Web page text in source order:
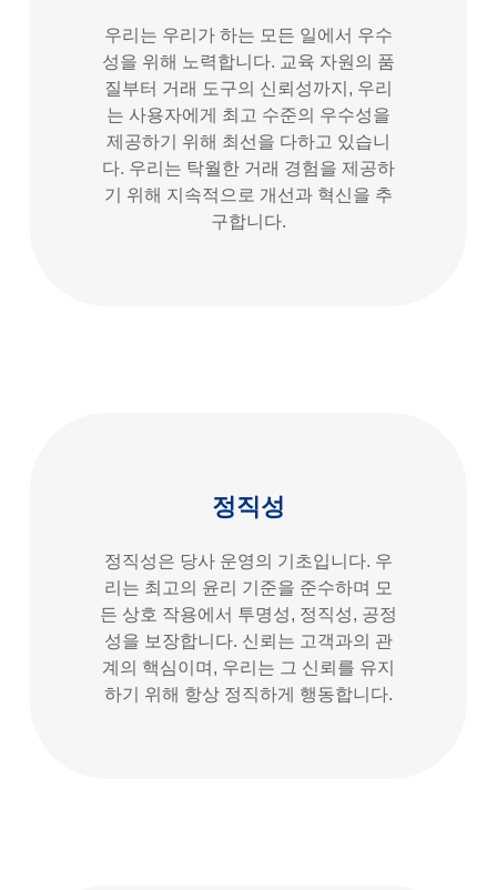
우리는 우리가 하는 모든 일에서 우수
성을 위해 노력합니다. 교육 자원의 품
질부터 거래 도구의 신뢰성까지, 우리
는 사용자에게 최고 수준의 우수성을
제공하기 위해 최선을 다하고 있습니
다. 우리는 탁월한 거래 경험을 제공하
기 위해 지속적으로 개선과 혁신을 추
구합니다.
정직성
정직성은 당사 운영의 기초입니다. 우
리는 최고의 윤리 기준을 준수하며 모
든 상호 작용에서 투명성, 정직성, 공정
성을 보장합니다. 신뢰는 고객과의 관
계의 핵심이며, 우리는 그 신뢰를 유지
하기 위해 항상 정직하게 행동합니다.